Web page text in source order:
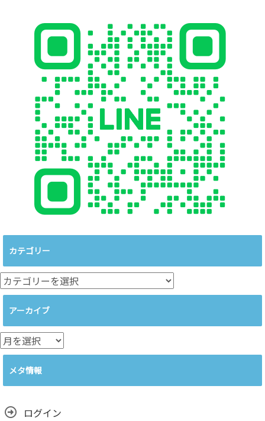
カテゴリー
カ
テ
リ
ー
アーカイブ
ア
ー
イ
メタ情報
ログイン